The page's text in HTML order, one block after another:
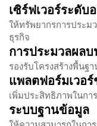
เซิร์ฟเวอร์ระดับ
ให้ทรัพยากรการประม
ธุรกิจ
การประมวลผล
รองรับโครงสร้างพื้นฐ
แพลตฟอร์มเวอ
เพิ่มประสิทธิภาพในกา
ระบบฐานข้อมูล